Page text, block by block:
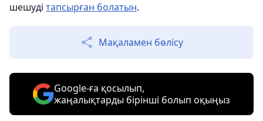
шешуді тапсырған болатын.
Мақаламен бөлісу
Google-ға қосылып,
жаңалықтарды бірінші болып оқыңыз